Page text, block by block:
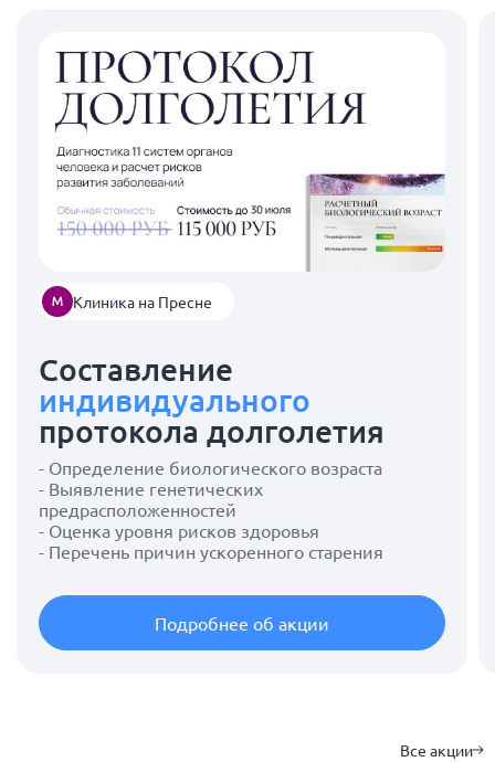
Клиника на Пресне
Составление
индивидуального
протокола долголетия
- Определение биологического возраста
- Выявление генетических
предрасположенностей
- Оценка уровня рисков здоровья
- Перечень причин ускоренного старения
Подробнее об акции
Все акции